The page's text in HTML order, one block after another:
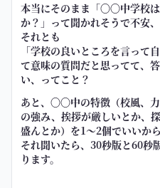
本当にそのまま「〇〇中学校
か？」って聞かれそうで不安
それとも
「学校の良いところを言って
て意味の質問だと思ってて、
い、ってこと？
あと、〇〇中の特徴（校風、
の強み、挨拶が厳しいとか、
盛んとか）を1〜2個でいいか
それ聞いたら、30秒版と60秒
ります。